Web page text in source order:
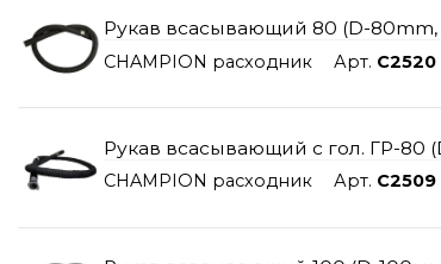
Рукав всасывающий 80 (D-80mm,
CHAMPION расходник Арт. C2520
Рукав всасывающий с гол. ГР-80
CHAMPION расходник Арт. C2509